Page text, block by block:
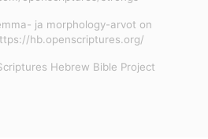
ja morphology-arvot on
hb.openscriptures.org/
Hebrew Bible Project